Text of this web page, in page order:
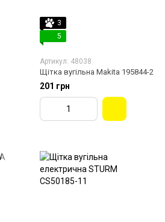
3
5
Артикул: 48038
Щітка вугільна Makita 195844-2
201 грн